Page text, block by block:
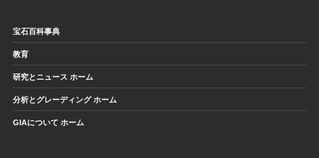
宝石百科事典
教育
研究とニュース ホーム
分析とグレーディング ホーム
GIAについて ホーム